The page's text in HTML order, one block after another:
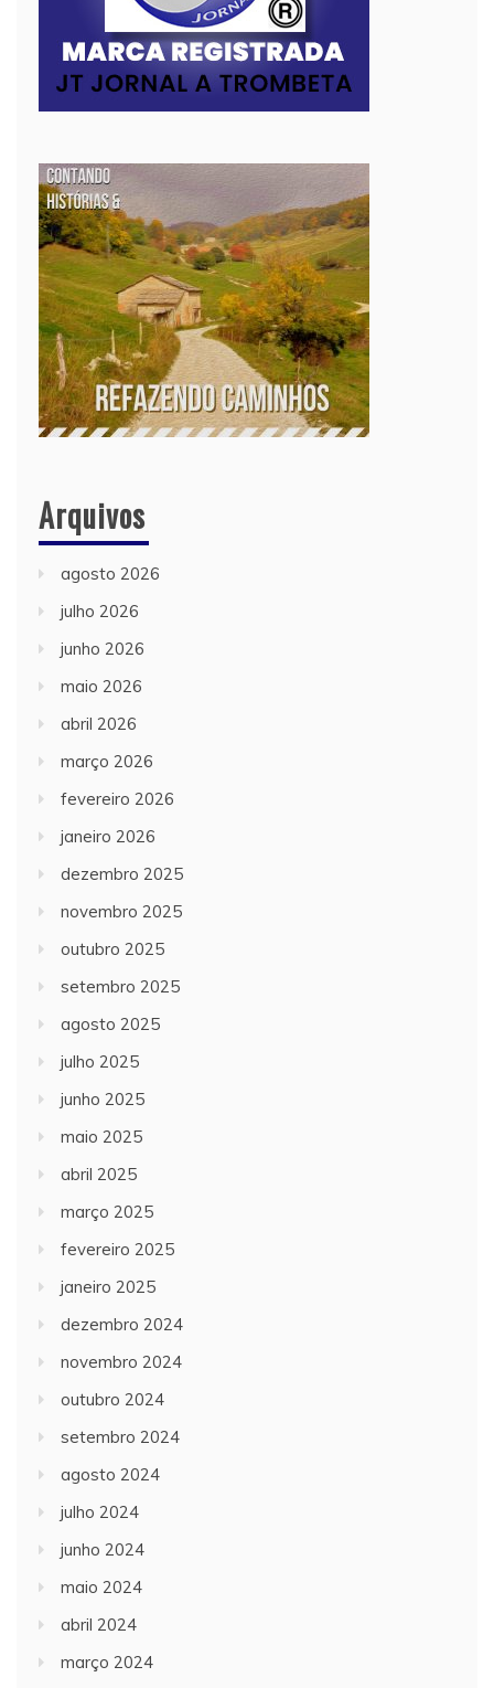
Arquivos
agosto 2026
julho 2026
junho 2026
maio 2026
abril 2026
março 2026
fevereiro 2026
janeiro 2026
dezembro 2025
novembro 2025
outubro 2025
setembro 2025
agosto 2025
julho 2025
junho 2025
maio 2025
abril 2025
março 2025
fevereiro 2025
janeiro 2025
dezembro 2024
novembro 2024
outubro 2024
setembro 2024
agosto 2024
julho 2024
junho 2024
maio 2024
abril 2024
março 2024